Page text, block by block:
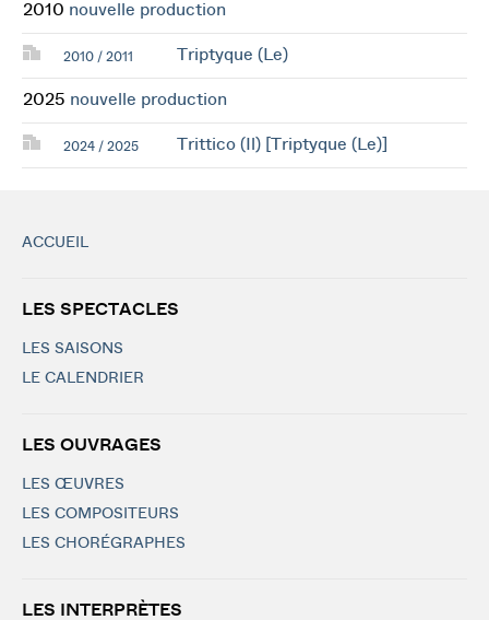
2010 nouvelle production
2010 / 2011 Triptyque (Le)
2025 nouvelle production
2024 / 2025 Trittico (Il) [Triptyque (Le)]
ACCUEIL
LES SPECTACLES
LES SAISONS
LE CALENDRIER
LES OUVRAGES
LES ŒUVRES
LES COMPOSITEURS
LES CHORÉGRAPHES
LES INTERPRÈTES